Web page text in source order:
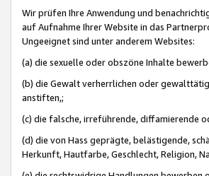
Wir prüfen Ihre Anwendung und
auf Aufnahme Ihrer Website in das
Ungeeignet sind unter anderem Websites:
(a) die sexuelle oder obszöne Inhalte
(b) die Gewalt verherrlichen oder
anstiften,;
(c) die falsche, irreführende, diffamierende
(d) die von Hass geprägte, belästigende,
Herkunft, Hautfarbe, Geschlecht, Religion,